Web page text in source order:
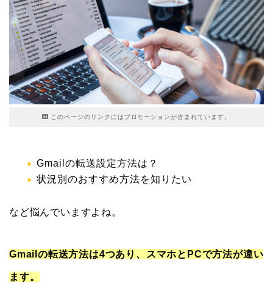
このページのリンクにはプロモーションが含まれています。
Gmailの転送設定方法は？
状況別のおすすめ方法を知りたい
など悩んでいますよね。
Gmailの転送方法は4つあり、スマホとPCで方法が違い
ます。